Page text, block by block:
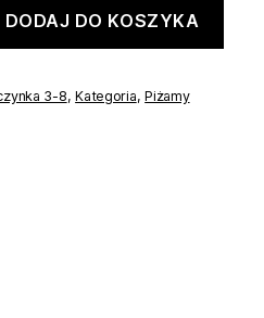
DODAJ DO KOSZYKA
3-8,Kategoria,Piżamy